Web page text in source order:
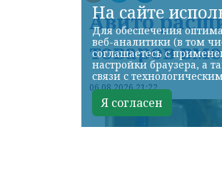
Авито
товаров
06.08.2026 21:22
На сайте
Для обеспечения
веб-аналитики (в том
соглашаетесь с
настройки браузера, а
связи с
Я согласен